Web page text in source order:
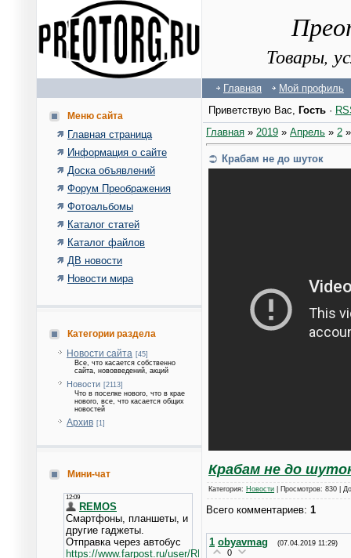
Товары,
Главная Мой профиль
Меню сайта
Главная страница
Информация о сайте
Доска объявлений
Форум Преображения
Фотоальбомы
Каталог статей
Каталог файлов
ДВ новости
Новости мира
Категории раздела
Новости сайта [45]
Все, что касается собственно
сайта, нововведений, акций
Новости [2113]
Что в поселке нового, что в крае
нового, все, что касается общих
новостей
Архив [1]
Мини-чат
Приветствую Вас, Гость ·
Главная » 2019 » Апрель » 2
Крабам не до шуток
Крабам не до
Категория: Новости Просмотров: 830 |
Всего комментариев: 1
1 obyavmag (07.04.2019 11:29)
0